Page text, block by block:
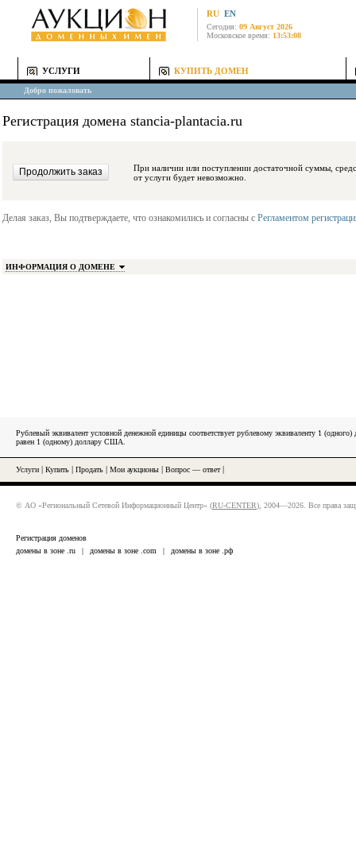
RU EN
Сегодня: 09 Август 2026
Московское время: 13:53:08
УСЛУГИ КУПИТЬ ДОМЕН
Добро пожаловать
Регистрация домена stancia-plantacia.ru
При наличии или поступлении достаточной суммы, средства будут
от услуги будет невозможно.
Делая заказ, Вы подтверждаете, что ознакомились и согласны с Регламентом
ИНФОРМАЦИЯ О ДОМЕНЕ
Рублевый эквивалент условной денежной единицы соответствует рублевому эквиваленту 1
равен 1 (одному) доллару США.
Услуги Купить Продать Мои аукционы Вопрос — ответ|
© АО «Региональный Сетевой Информационный Центр» (RU-CENTER), 2004—2026. Все права
Регистрация доменов
домены в зоне .ru
| домены в зоне .com | домены в зоне .рф